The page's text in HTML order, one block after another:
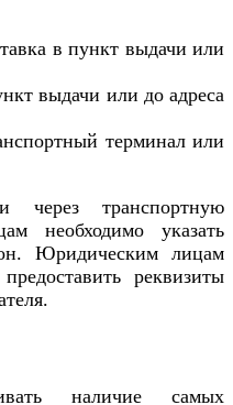
в пункт выдачи или
выдачи или до адреса
терминал или
через транспортную
необходимо указать
Юридическим лицам
реквизиты
наличие самых